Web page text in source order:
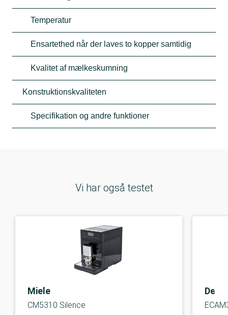
Temperatur
Ensartethed når der laves to kopper samtidig
Kvalitet af mælkeskumning
Konstruktionskvaliteten
Specifikation og andre funktioner
Vi har også testet
Miele
CM5310 Silence